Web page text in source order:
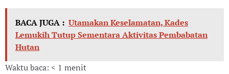
BACA JUGA : Utamakan Keselamatan, Kades
Lemukih Tutup Sementara Aktivitas Pembabatan
Hutan
Waktu baca: < 1 menit